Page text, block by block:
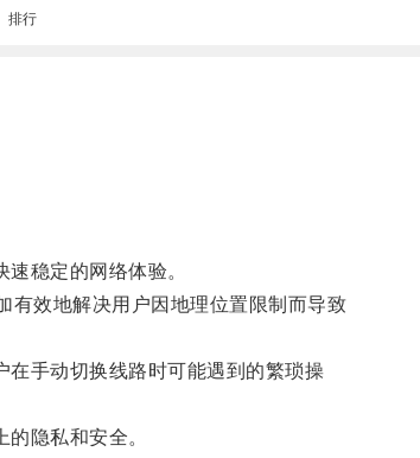
排行
稳定的网络体验。
效地解决用户因地理位置限制而导致
手动切换线路时可能遇到的繁琐操
隐私和安全。